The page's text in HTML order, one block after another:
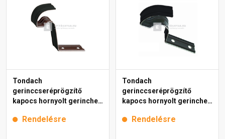
Tondach
gerinccseréprögzítő
kapocs hornyolt gerinchez
Rendelésre
Tondach
gerinccseréprögzítő
kapocs hornyolt gerinchez
Rendelésre